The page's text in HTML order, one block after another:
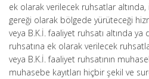
ek olarak verilecek ruhsatlar altında,
gereği olarak bölgede yürüteceği
veya B.K.İ. faaliyet ruhsatı altında
ruhsatına ek olarak verilecek
veya B.K.İ. faaliyet ruhsatının
muhasebe kayıtları hiçbir şekil ve